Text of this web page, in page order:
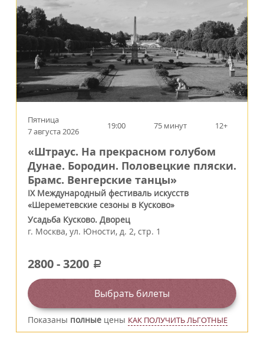
Пятница
7 августа 2026
19:00 75 минут 12+
«Штраус. На прекрасном голубом
Дунае. Бородин. Половецкие пляски.
Брамс. Венгерские танцы»
IX Международный фестиваль искусств
«Шереметевские сезоны в Кусково»
Усадьба Кусково. Дворец
г. Москва, ул. Юности, д. 2, стр. 1
2800-3200 a
Выбрать билеты
Показаны полные цены КАК ПОЛУЧИТЬ ЛЬГОТНЫЕ